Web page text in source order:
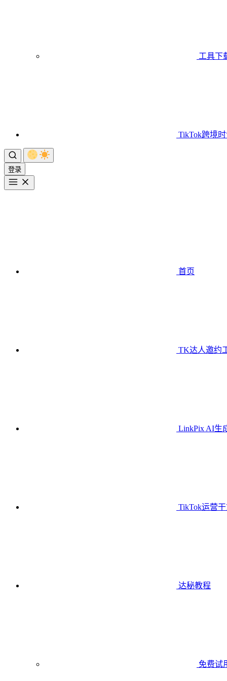
工具下
TikTok跨境
登录
首页
TK达人邀约
LinkPix AI生
TikTok运营
达秘教程
免费试